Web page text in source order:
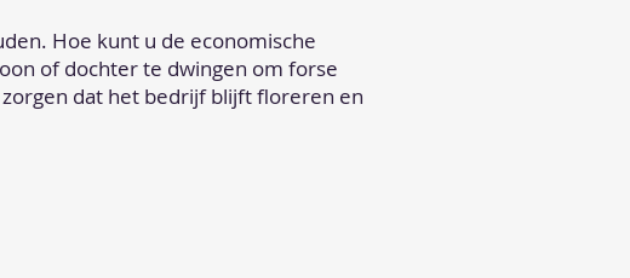
Hoe kunt u de economische
of dochter te dwingen om forse
dat het bedrijf blijft floreren en